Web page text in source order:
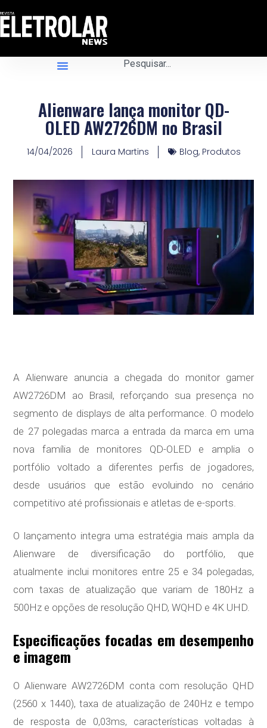
Alienware lança monitor QD-
OLED AW2726DM no Brasil
14/04/2026 Laura Martins Blog, Produtos
A Alienware anuncia a chegada do monitor gamer
AW2726DM ao Brasil, reforçando sua presença no
segmento de displays de alta performance. O modelo
de 27 polegadas marca a entrada da marca em uma
nova família de monitores QD-OLED e amplia o
portfólio voltado a diferentes perfis de jogadores,
desde usuários que estão evoluindo no cenário
competitivo até profissionais e atletas de e-sports.
O lançamento integra uma estratégia mais ampla da
Alienware de diversificação do portfólio, que
atualmente inclui monitores entre 25 e 34 polegadas,
com taxas de atualização que variam de 180Hz a
500Hz e opções de resolução QHD, WQHD e 4K UHD.
Especificações focadas em desempenho
e imagem
O Alienware AW2726DM conta com resolução QHD
(2560 x 1440), taxa de atualização de 240Hz e tempo
de resposta de 0,03ms, características voltadas à